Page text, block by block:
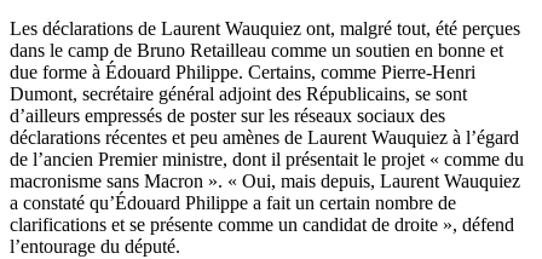
Les déclarations de Laurent Wauquiez ont, malgré tout, été perçues
dans le camp de Bruno Retailleau comme un soutien en bonne et
due forme à Édouard Philippe. Certains, comme Pierre-Henri
Dumont, secrétaire général adjoint des Républicains, se sont
d’ailleurs empressés de poster sur les réseaux sociaux des
déclarations récentes et peu amènes de Laurent Wauquiez à l’égard
de l’ancien Premier ministre, dont il présentait le projet « comme du
macronisme sans Macron ». « Oui, mais depuis, Laurent Wauquiez
a constaté qu’Édouard Philippe a fait un certain nombre de
clarifications et se présente comme un candidat de droite », défend
l’entourage du député.